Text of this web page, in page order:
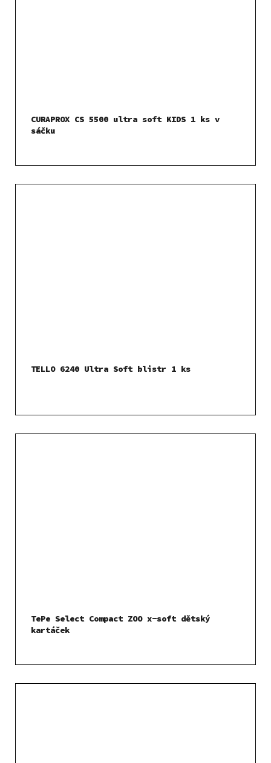
CURAPROX CS 5500 ultra soft KIDS 1 ks v
sáčku
TELLO 6240 Ultra Soft blistr 1 ks
TePe Select Compact ZOO x-soft dětský
kartáček